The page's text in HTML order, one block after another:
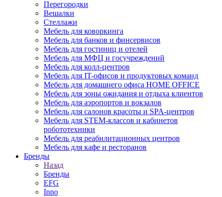
Перегородки
Вешалки
Стеллажи
Мебель для коворкинга
Мебель для банков и финсервисов
Мебель для гостиниц и отелей
Мебель для МФЦ и госучреждений
Мебель для колл-центров
Мебель для IT-офисов и продуктовых команд
Мебель для домашнего офиса HOME OFFICE
Мебель для зоны ожидания и отдыха клиентов
Мебель для аэропортов и вокзалов
Мебель для салонов красоты и SPA-центров
Мебель для STEM-классов и кабинетов
робототехники
Мебель для реабилитационных центров
Мебель для кафе и ресторанов
Бренды
Назад
Бренды
EFG
Inno